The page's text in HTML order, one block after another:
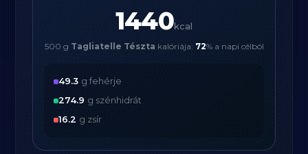
1440kcal
500 g Tagliatelle Tészta kalóriája: 72% a napi célból
49.3 g fehérje
274.9 g szénhidrát
16.2 g zsír